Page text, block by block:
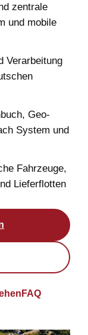
zentrale
und mobile
Verarbeitung
Geo-
System und
Fahrzeuge,
Lieferflotten
FAQ